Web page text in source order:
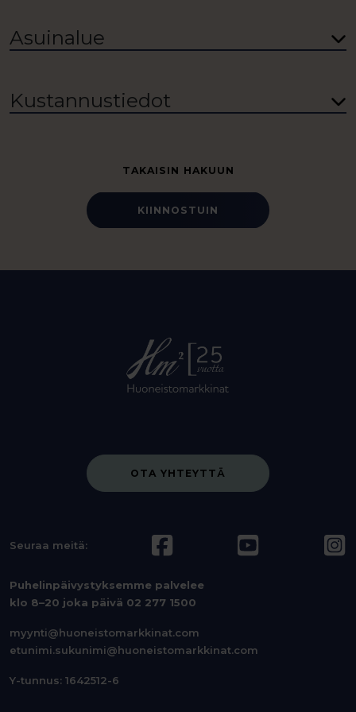
Asuinalue
Kustannustiedot
TAKAISIN HAKUUN
KIINNOSTUIN
OTA YHTEYTTÄ
Seuraa meitä:
Puhelinpäivystyksemme palvelee
klo 8–20 joka päivä 02 277 1500
myynti@huoneistomarkkinat.com
etunimi.sukunimi@huoneistomarkkinat.com
Y-tunnus: 1642512-6